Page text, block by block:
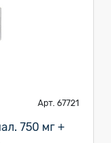
Арт. 67721
750 мг +